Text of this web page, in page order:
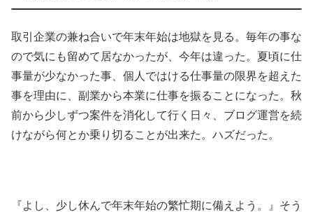
取引企業の兼ね合いで年末年始は地獄を見る。毎年の事な
ので気にも留めて居なかったが、今年は違った。夏頃に仕
事量が少なかった事、個人ではける仕事量の限界を超えた
事を理由に、副業から本業に仕事を振ることになった。秋
前から少しずつ案件を消化して行く日々、ブログ運営を続
けながら何とか乗り切ることが出来た。ハズだった。
『よし、少し休んで年末年始の繁忙期に備えよう。』そう